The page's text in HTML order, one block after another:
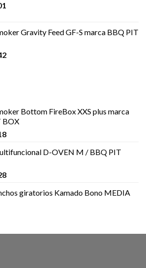
Gravity Feed GF-S marca BBQ PIT
Bottom FireBox XXS plus marca
BOX
D-OVEN M / BBQ PIT
giratorios Kamado Bono MEDIA